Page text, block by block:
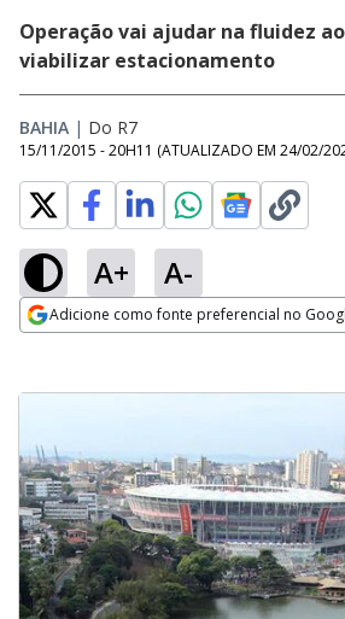
Operação vai ajudar na fluidez
viabilizar estacionamento
BAHIA | Do R7
15/11/2015 - 20H11 (ATUALIZADO EM 24/02/
A+ A-
Adicione como fonte preferencial no